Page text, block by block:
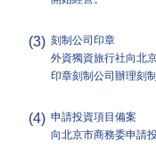
(3) 刻制公司印章
外資獨資旅行社向北
印章刻制公司辦理刻
(4) 申請投資項目備案
向北京市商務委申請